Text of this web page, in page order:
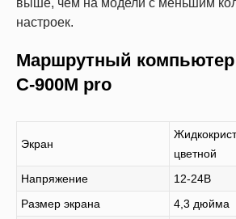
выше, чем на модели с меньшим
настроек.
Маршрутный
C-900M pro
Экран
цветной
Напряжение
12-24В
Размер экрана
4,3 дюйма